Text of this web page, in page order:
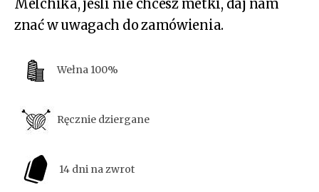
Melchika, jeśli nie chcesz metki, daj nam
znać w uwagach do zamówienia.
Wełna 100%
Ręcznie dziergane
14 dni na zwrot